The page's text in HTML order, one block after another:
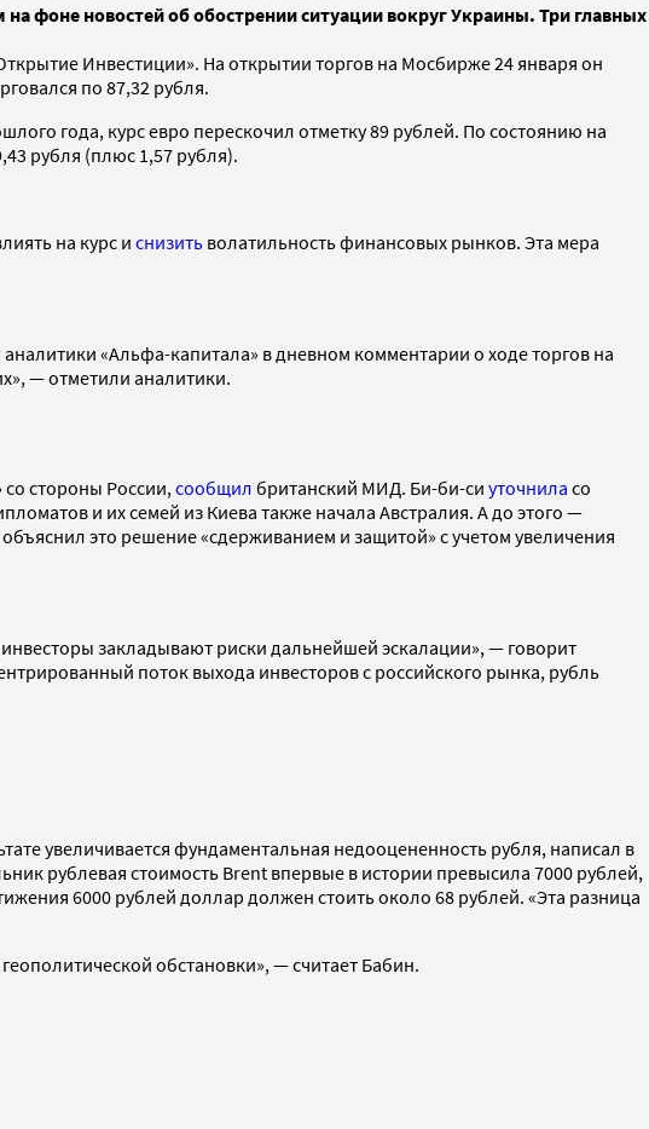
фоне новостей об обострении ситуации вокруг Украины. Три главных
Инвестиции». На открытии торгов на Мосбирже 24 января он
по 87,32 рубля.
года, курс евро перескочил отметку 89 рублей. По состоянию на
рубля (плюс 1,57 рубля).
на курс и снизить волатильность финансовых рынков. Эта мера
«Альфа-капитала» в дневном комментарии о ходе торгов на
— отметили аналитики.
стороны России, сообщил британский МИД. Би-би-си уточнила со
и их семей из Киева также начала Австралия. А до этого —
это решение «сдерживанием и защитой» с учетом увеличения
закладывают риски дальнейшей эскалации», — говорит
поток выхода инвесторов с российского рынка, рубль
увеличивается фундаментальная недооцененность рубля, написал в
рублевая стоимость Brent впервые в истории превысила 7000 рублей,
6000 рублей доллар должен стоить около 68 рублей. «Эта разница
обстановки», — считает Бабин.